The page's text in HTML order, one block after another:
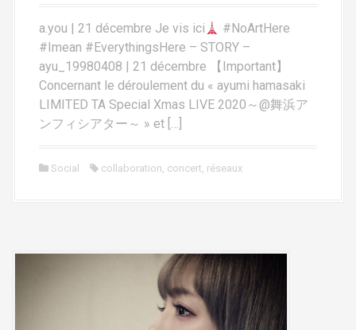
a.you | 21 décembre Je vis ici
#NoArtHere
#Imean #EverythingsHere – STORY –
ayu_19980408 | 21 décembre 【Important】
Concernant le déroulement du « ayumi hamasaki
LIMITED TA Special Xmas LIVE 2020～@舞浜ア
ンフィシアター～ » et […]
Social collaboration, concert, réseaux